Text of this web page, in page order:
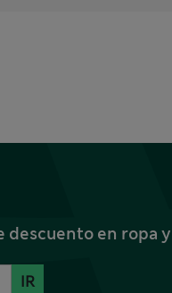
descuento en ropa
IR